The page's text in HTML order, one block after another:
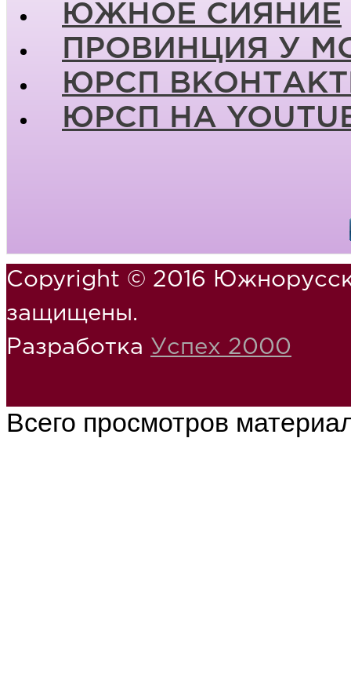
ЮЖНОЕ СИЯНИЕ
ПРОВИНЦИЯ У
ЮРСП
ЮРСП НА
Copyright © 2016
защищены.
Разработка Успех 2000
Всего просмотров